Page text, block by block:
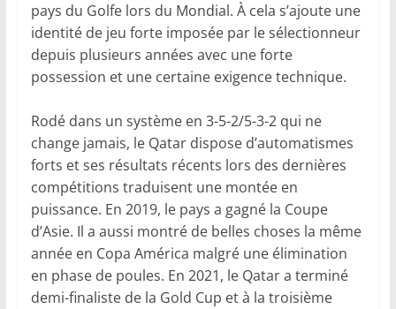
pays du Golfe lors du Mondial. À cela s’ajoute une
identité de jeu forte imposée par le sélectionneur
depuis plusieurs années avec une forte
possession et une certaine exigence technique.
Rodé dans un système en 3-5-2/5-3-2 qui ne
change jamais, le Qatar dispose d’automatismes
forts et ses résultats récents lors des dernières
compétitions traduisent une montée en
puissance. En 2019, le pays a gagné la Coupe
d’Asie. Il a aussi montré de belles choses la même
année en Copa América malgré une élimination
en phase de poules. En 2021, le Qatar a terminé
demi-finaliste de la Gold Cup et à la troisième